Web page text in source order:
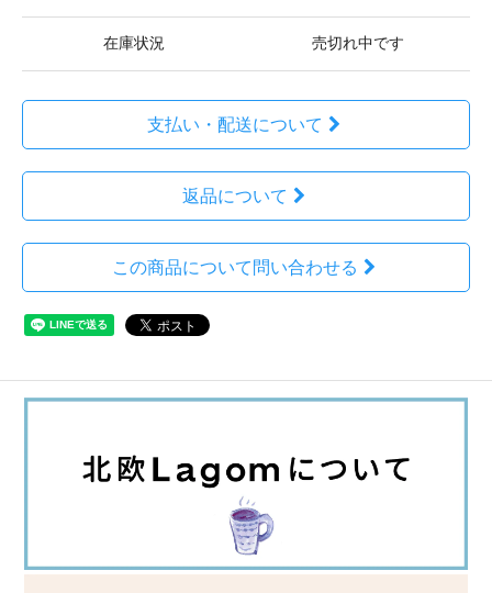
在庫状況 売切れ中です
支払い・配送について
返品について
この商品について問い合わせる